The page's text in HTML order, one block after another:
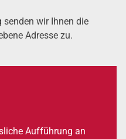
sen­den wir Ihnen die
Adres­se zu.
Auf­füh­rung an